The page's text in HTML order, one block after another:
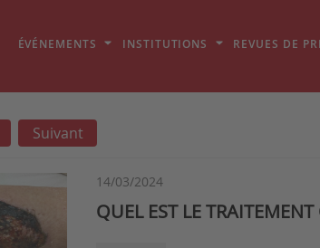
ÉVÉNEMENTS INSTITUTIONS REVUES DE
Suivant
14/03/2024
QUEL EST LE